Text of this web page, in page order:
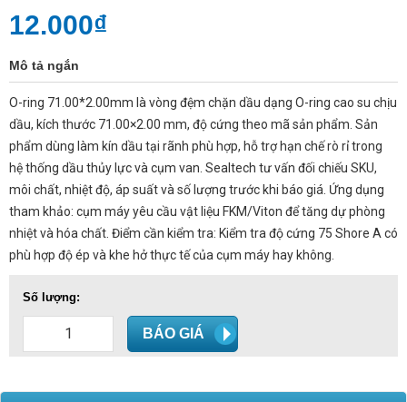
12.000₫
Mô tả ngắn
O-ring 71.00*2.00mm là vòng đệm chặn dầu dạng O-ring cao su chịu
dầu, kích thước 71.00×2.00 mm, độ cứng theo mã sản phẩm. Sản
phẩm dùng làm kín dầu tại rãnh phù hợp, hỗ trợ hạn chế rò rỉ trong
hệ thống dầu thủy lực và cụm van. Sealtech tư vấn đối chiếu SKU,
môi chất, nhiệt độ, áp suất và số lượng trước khi báo giá. Ứng dụng
tham khảo: cụm máy yêu cầu vật liệu FKM/Viton để tăng dự phòng
nhiệt và hóa chất. Điểm cần kiểm tra: Kiểm tra độ cứng 75 Shore A có
phù hợp độ ép và khe hở thực tế của cụm máy hay không.
Số lượng:
BÁO GIÁ